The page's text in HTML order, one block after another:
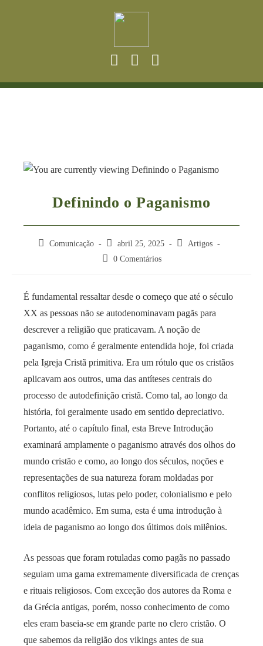
Definindo o Paganismo
Comunicação abril 25, 2025
Artigos
0 Comentários
É fundamental ressaltar desde o começo que até o século
XX as pessoas não se autodenominavam pagãs para
descrever a religião que praticavam. A noção de
paganismo, como é geralmente entendida hoje, foi criada
pela Igreja Cristã primitiva. Era um rótulo que os cristãos
aplicavam aos outros, uma das antíteses centrais do
processo de autodefinição cristã. Como tal, ao longo da
história, foi geralmente usado em sentido depreciativo.
Portanto, até o capítulo final, esta Breve Introdução
examinará amplamente o paganismo através dos olhos do
mundo cristão e como, ao longo dos séculos, noções e
representações de sua natureza foram moldadas por
conflitos religiosos, lutas pelo poder, colonialismo e pelo
mundo acadêmico. Em suma, esta é uma introdução à
ideia de paganismo ao longo dos últimos dois milênios.
As pessoas que foram rotuladas como pagãs no passado
seguiam uma gama extremamente diversificada de crenças
e rituais religiosos. Com exceção dos autores da Roma e
da Grécia antigas, porém, nosso conhecimento de como
eles eram baseia-se em grande parte no clero cristão. O
que sabemos da religião dos vikings antes de sua